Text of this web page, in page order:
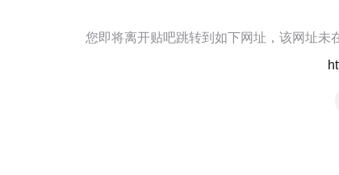
您即将离开贴吧跳转到如下网址，该网址未